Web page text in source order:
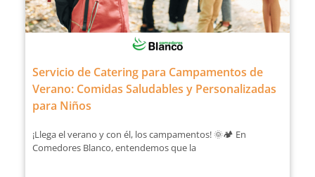
Servicio de Catering para Campamentos de
Verano: Comidas Saludables y Personalizadas
para Niños
¡Llega el verano y con él, los campamentos! 🌞🏕️ En
Comedores Blanco, entendemos que la